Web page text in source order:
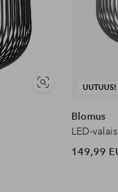
Näytä
UUTUUS!
Blomus
LED-
149,99